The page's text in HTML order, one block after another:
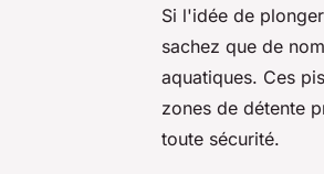
Si l'idée de
sachez que de
aquatiques. Ces
zones de détente
toute sécurité.